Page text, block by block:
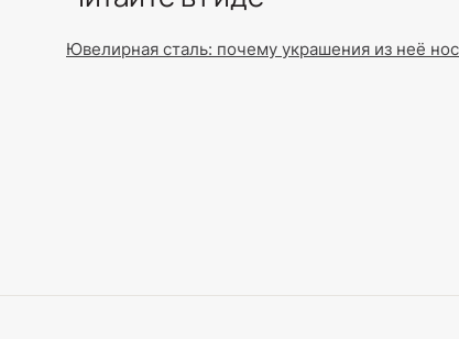
Ювелирная сталь: почему украшения из неё